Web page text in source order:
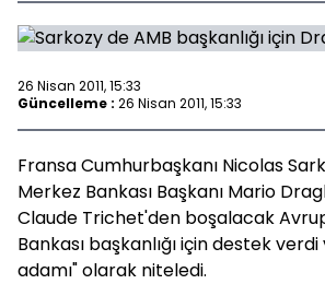
26 Nisan 2011, 15:33
Güncelleme : 26 Nisan 2011, 15:33
Fransa Cumhurbaşkanı Nicolas
Merkez Bankası Başkanı Mario
Claude Trichet'den boşalacak
Bankası başkanlığı için destek
adamı" olarak niteledi.